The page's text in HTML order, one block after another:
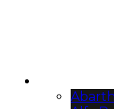
Abarth